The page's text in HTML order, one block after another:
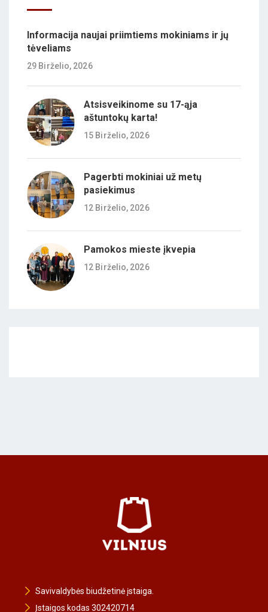
Informacija naujai priimtiems mokiniams ir jų
tėveliams
29 Birželio, 2026
Atsisveikinome su 17-ąja
aštuntokų karta!
15 Birželio, 2026
Pagerbti mokiniai už metų
pasiekimus
12 Birželio, 2026
Pamokos mieste įkvepia
12 Birželio, 2026
Savivaldybės biudžetinė įstaiga.
Įstaigos kodas 302420714